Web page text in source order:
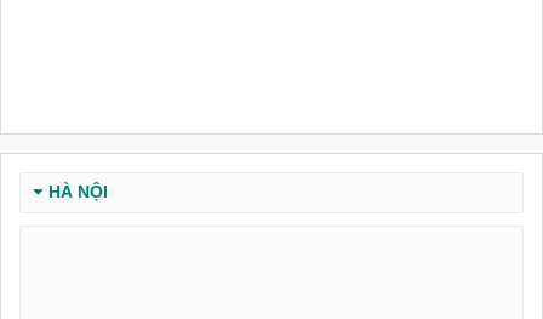
HÀ NỘI